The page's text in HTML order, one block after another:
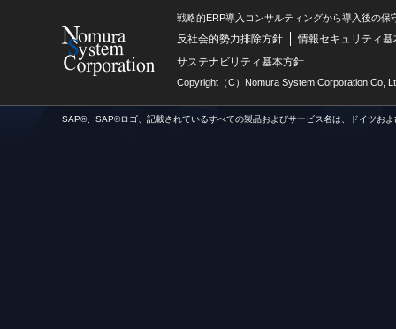
戦略的ERP導入コンサルティングから導入後の
反社会的勢力排除方針
情報セキュリティ基
サステナビリティ基本方針
Copyright（C）Nomura System Corporation Co,
SAP®、SAP®ロゴ、記載されているすべての製品およびサービス名は、ドイツお